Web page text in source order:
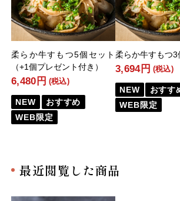
柔らか牛すもつ5個セット
（+1個プレゼント付き）
6,480円 (税込)
NEW
おすすめ
WEB限定
柔らか牛すもつ3
3,694円 (税込)
NEW
おすす
WEB限定
最近閲覧した商品